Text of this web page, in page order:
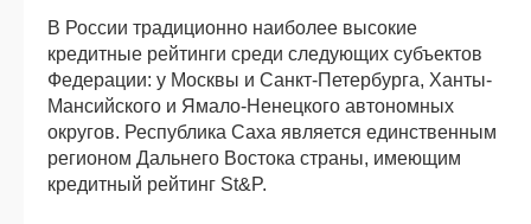
В России традиционно наиболее высокие
кредитные рейтинги среди следующих субъектов
Федерации: у Москвы и Санкт-Петербурга, Ханты-
Мансийского и Ямало-Ненецкого автономных
округов. Республика Саха является единственным
регионом Дальнего Востока страны, имеющим
кредитный рейтинг St&P.